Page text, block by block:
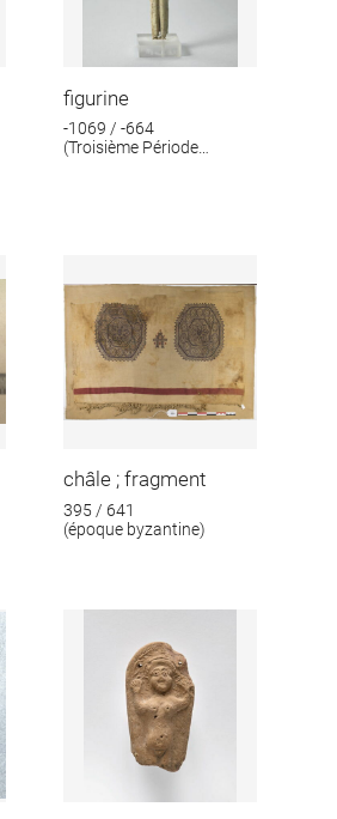
figurine
-1069 / -664
(Troisième Période
châle ; fragment
395 / 641
(époque byzantine)